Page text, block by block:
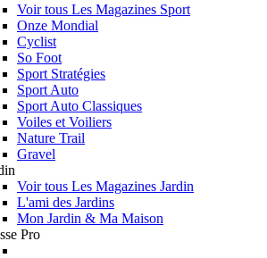
Voir tous Les Magazines Sport
Onze Mondial
Cyclist
So Foot
Sport Stratégies
Sport Auto
Sport Auto Classiques
Voiles et Voiliers
Nature Trail
Gravel
Voir tous Les Magazines Jardin
L'ami des Jardins
Mon Jardin & Ma Maison
Pro